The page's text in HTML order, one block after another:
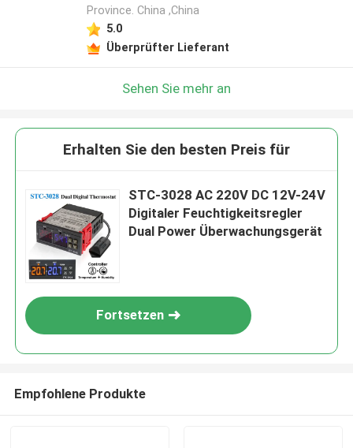
Province. China ,China
5.0
Überprüfter Lieferant
Sehen Sie mehr an
Erhalten Sie den besten Preis für
STC-3028 AC 220V DC 12V-24V
Digitaler Feuchtigkeitsregler
Dual Power Überwachungsgerät
Fortsetzen
Empfohlene Produkte